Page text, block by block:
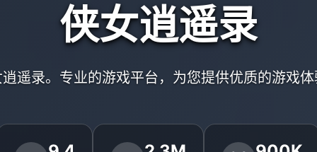
侠女逍遥录
遥录。专业的游戏平台，为您提供优质的游戏